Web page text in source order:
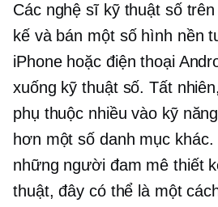
Các nghệ sĩ kỹ thuật số
kế và bán một số hình nền
iPhone hoặc điện thoại
xuống kỹ thuật số. Tất
phụ thuộc nhiều vào kỹ
hơn một số danh mục
những người đam mê thiết
thuật, đây có thể là một